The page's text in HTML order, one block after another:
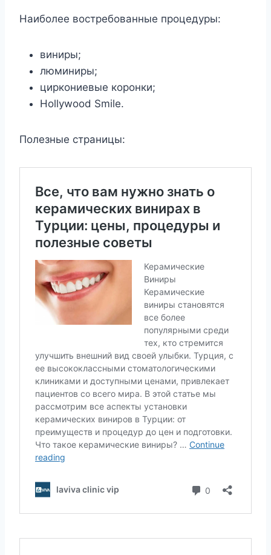
Наиболее востребованные процедуры:
виниры;
люминиры;
циркониевые коронки;
Hollywood Smile.
Полезные страницы: